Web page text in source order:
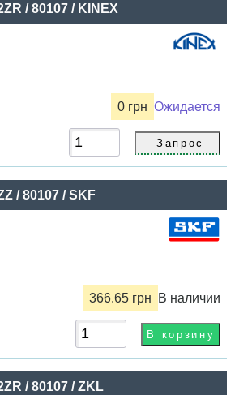
/ 80107 / KINEX
0 грн Ожидается
/ 80107 / SKF
366.65 грн В наличии
/ 80107 / ZKL